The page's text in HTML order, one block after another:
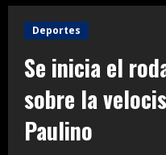
Deportes
Se inicia el
sobre la
Paulino